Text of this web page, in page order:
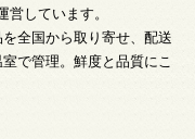
営しています。
全国から取り寄せ、配送
で管理。鮮度と品質にこ